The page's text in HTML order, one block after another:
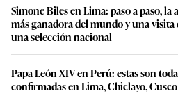
Simone Biles en Lima: paso a paso, la
más ganadora del mundo y una
una selección nacional
Papa León XIV en Perú: estas son
confirmadas en Lima, Chiclayo,